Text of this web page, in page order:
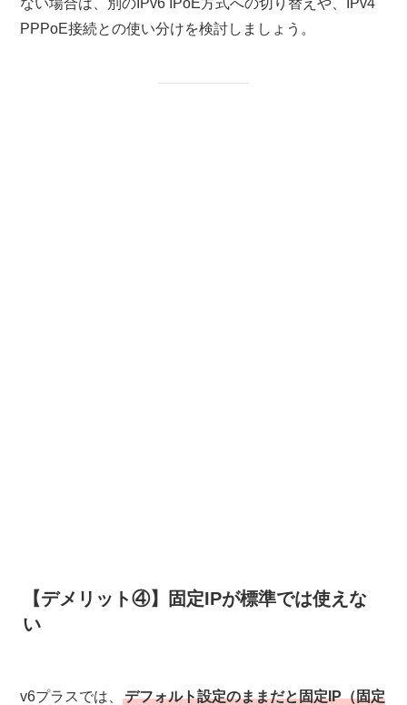
PPPoE接続との使い分けを検討しましょう。
【デメリット④】固定IPが標準では使えな
い
v6プラスでは、デフォルト設定のままだと固定IP（固定